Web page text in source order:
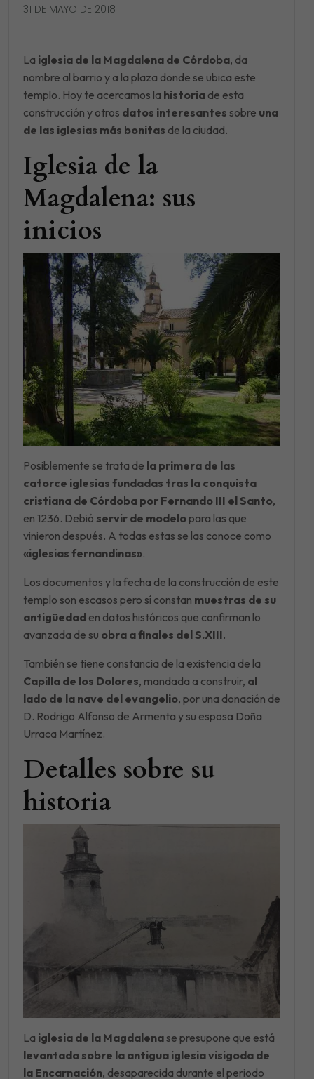
31 DE MAYO DE 2018
La iglesia de la Magdalena de Córdoba, da
nombre al barrio y a la plaza donde se ubica este
templo. Hoy te acercamos la historia de esta
construcción y otros datos interesantes sobre una
de las iglesias más bonitas de la ciudad.
Iglesia de la
Magdalena: sus
inicios
Posiblemente se trata de la primera de las
catorce iglesias fundadas tras la conquista
cristiana de Córdoba por Fernando III el Santo,
en 1236. Debió servir de modelopara las que
vinieron después. A todas estas se las conoce como
«iglesias fernandinas».
Los documentos y la fecha de la construcción de este
templo son escasos pero sí constan muestras de su
antigüedad en datos históricos que confirman lo
avanzada de su obra a finales del S.XIII.
También se tiene constancia de la existencia de la
Capilla de los Dolores, mandada a construir, al
lado de la nave del evangelio, por una donación de
D. Rodrigo Alfonso de Armenta y su esposa Doña
Urraca Martínez.
Detalles sobre su
historia
La iglesia de la Magdalenase presupone que está
levantada sobre la antigua iglesia visigoda de
la Encarnación, desaparecida durante el periodo